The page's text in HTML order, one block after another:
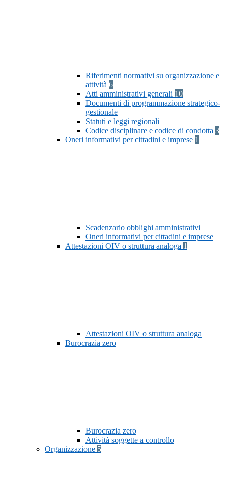
Riferimenti normativi su organizzazione e
attività 6
Atti amministrativi generali 10
Documenti di programmazione strategico-
gestionale
Statuti e leggi regionali
Codice disciplinare e codice di condotta 3
Oneri informativi per cittadini e imprese 1
Scadenzario obblighi amministrativi
Oneri informativi per cittadini e imprese
Attestazioni OIV o struttura analoga 1
Attestazioni OIV o struttura analoga
Burocrazia zero
Burocrazia zero
Attività soggette a controllo
Organizzazione 5